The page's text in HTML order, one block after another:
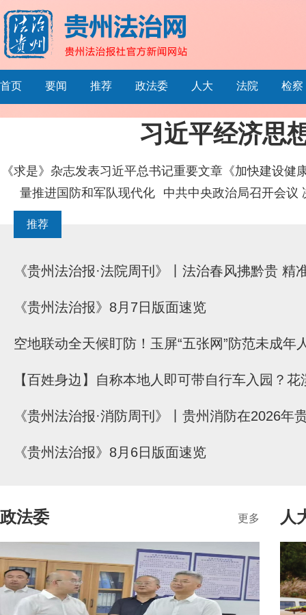
首页 要闻 推荐 政法委 人大 法院 检察
习近平经济思
《求是》杂志发表习近平总书记重要文章《加快建设健
量推进国防和军队现代化
中共中央政治局召开会议
推荐
《贵州法治报》8月7日版面速览
空地联动全天候盯防！玉屏“五张网”防范未成年
《贵州法治报》8月6日版面速览
政法委 更多 人